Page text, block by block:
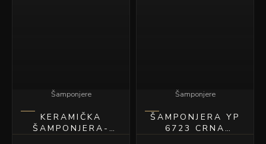
Šamponjere
KERAMIČKA
ŠAMPONJERA-
Šamponjere
ŠAMPONJERA YP
6723 CRNA